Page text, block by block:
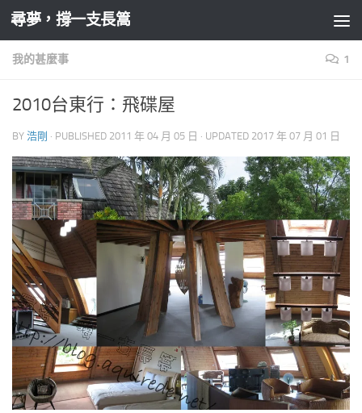
Skip to content
尋夢，撐一支長篙
我的甚麼事 1
2010台東行：飛碟屋
BY 浩剛 · PUBLISHED 2011 年 04 月 05 日 · UPDATED 2017 年 07 月 01 日